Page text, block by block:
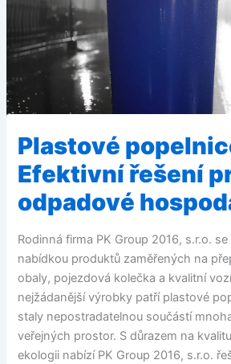
Plastové
Efektivní řešení
odpadové
Rodinná firma PK Group 2016, s.r.o.
nabídkou produktů zaměřených na
obaly, pojezdová kolečka a kvalitní
nejžádanější výrobky patří plastové
staly nepostradatelnou součástí
veřejných prostor. S důrazem na
ekologii nabízí PK Group 2016, s.r.o.